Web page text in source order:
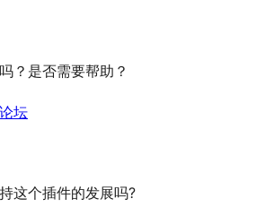
？是否需要帮助？
坛
这个插件的发展吗?